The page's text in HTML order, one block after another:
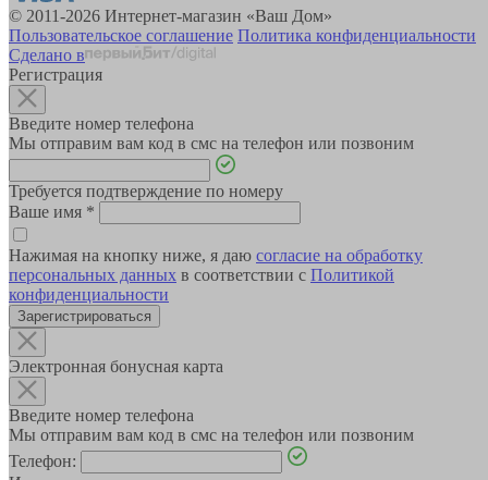
© 2011-2026 Интернет-магазин «Ваш Дом»
Пользовательское соглашение Политика конфиденциальности
Сделано в
Регистрация
Введите номер телефона
Мы отправим вам код в смс на телефон или позвоним
Требуется подтверждение по номеру
Ваше имя *
Нажимая на кнопку ниже, я даю согласие на обработку
персональных данных в соответствии с Политикой
конфиденциальности
Зарегистрироваться
Электронная бонусная карта
Введите номер телефона
Мы отправим вам код в смс на телефон или позвоним
Телефон: